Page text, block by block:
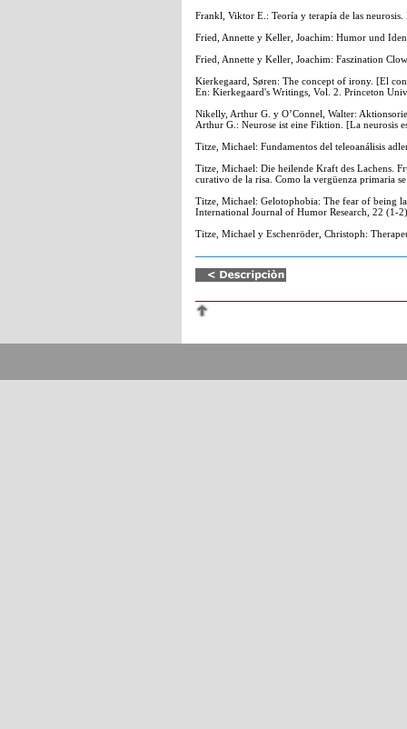
Frankl, Viktor E.: Teoría y terapía de las
Fried, Annette y Keller, Joachim: Humor und
Fried, Annette y Keller, Joachim: Faszination
Kierkegaard, Søren: The concept of irony. [El
En: Kierkegaard's Writings, Vol. 2. Princeton
Nikelly, Arthur G. y O’Connel, Walter:
Arthur G.: Neurose ist eine Fiktion. [La neurosis
Titze, Michael: Fundamentos del teleoanálisis
Titze, Michael: Die heilende Kraft des Lachens.
curativo de la risa. Como la vergüenza primaria
Titze, Michael: Gelotophobia: The fear of being
International Journal of Humor Research, 22 (1-
Titze, Michael y Eschenröder, Christoph: